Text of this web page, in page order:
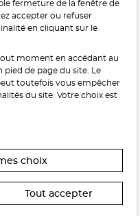
alcooliques
de 18 ans
est exigée au moment
L. 3342-1 ET L. 3353-3
fermeture de la fenêtre de
accepter ou refuser
en cliquant sur le
moment en accédant au
pied de page du site. Le
toutefois vous empêcher
du site. Votre choix est
choix
Tout accepter